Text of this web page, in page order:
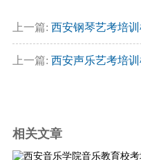
上一篇: 西安钢琴艺考培
上一篇: 西安声乐艺考培
相关文章